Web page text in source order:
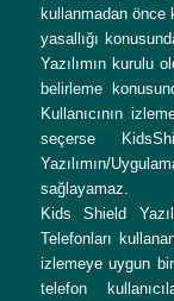
kullanmadan önce
yasallığı
Yazılımın kurulu
belirleme
Kullanıcının
seçerse
Yazılımın/
sağlayamaz.
Kids Shield
Telefonları
izlemeye uygun
telefon